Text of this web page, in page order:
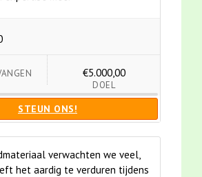
€5.000,00
DOEL
STEUN ONS!
verwachten we veel,
het aardig te verduren tijdens